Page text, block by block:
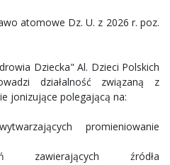
atomowe Dz. U. z 2026 r. poz.
Dziecka" Al. Dzieci Polskich
działalność związaną z
jonizujące polegającą na:
promieniowanie
zawierających źródła